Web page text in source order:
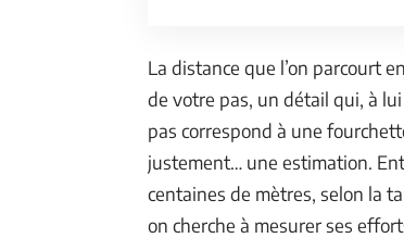
La distance que l’on parcourt
de votre pas, un détail qui, à
pas correspond à une
justement… une estimation.
centaines de mètres, selon la
on cherche à mesurer ses